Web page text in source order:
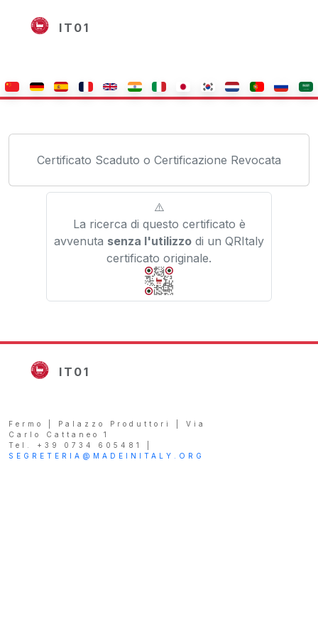
IT01
Certificato Scaduto o Certificazione Revocata
⚠️
La ricerca di questo certificato è
avvenuta senza l'utilizzo di un QRItaly
certificato originale.
IT01
Fermo | Palazzo Produttori | Via
Carlo Cattaneo 1
Tel. +39 0734 605481 |
SEGRETERIA@MADEINITALY.ORG